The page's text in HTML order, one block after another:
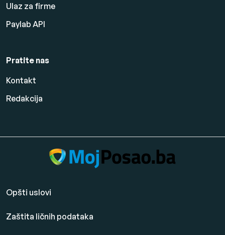
Ulaz za firme
Paylab API
Pratite nas
Kontakt
Redakcija
Opšti uslovi
Zaštita ličnih podataka